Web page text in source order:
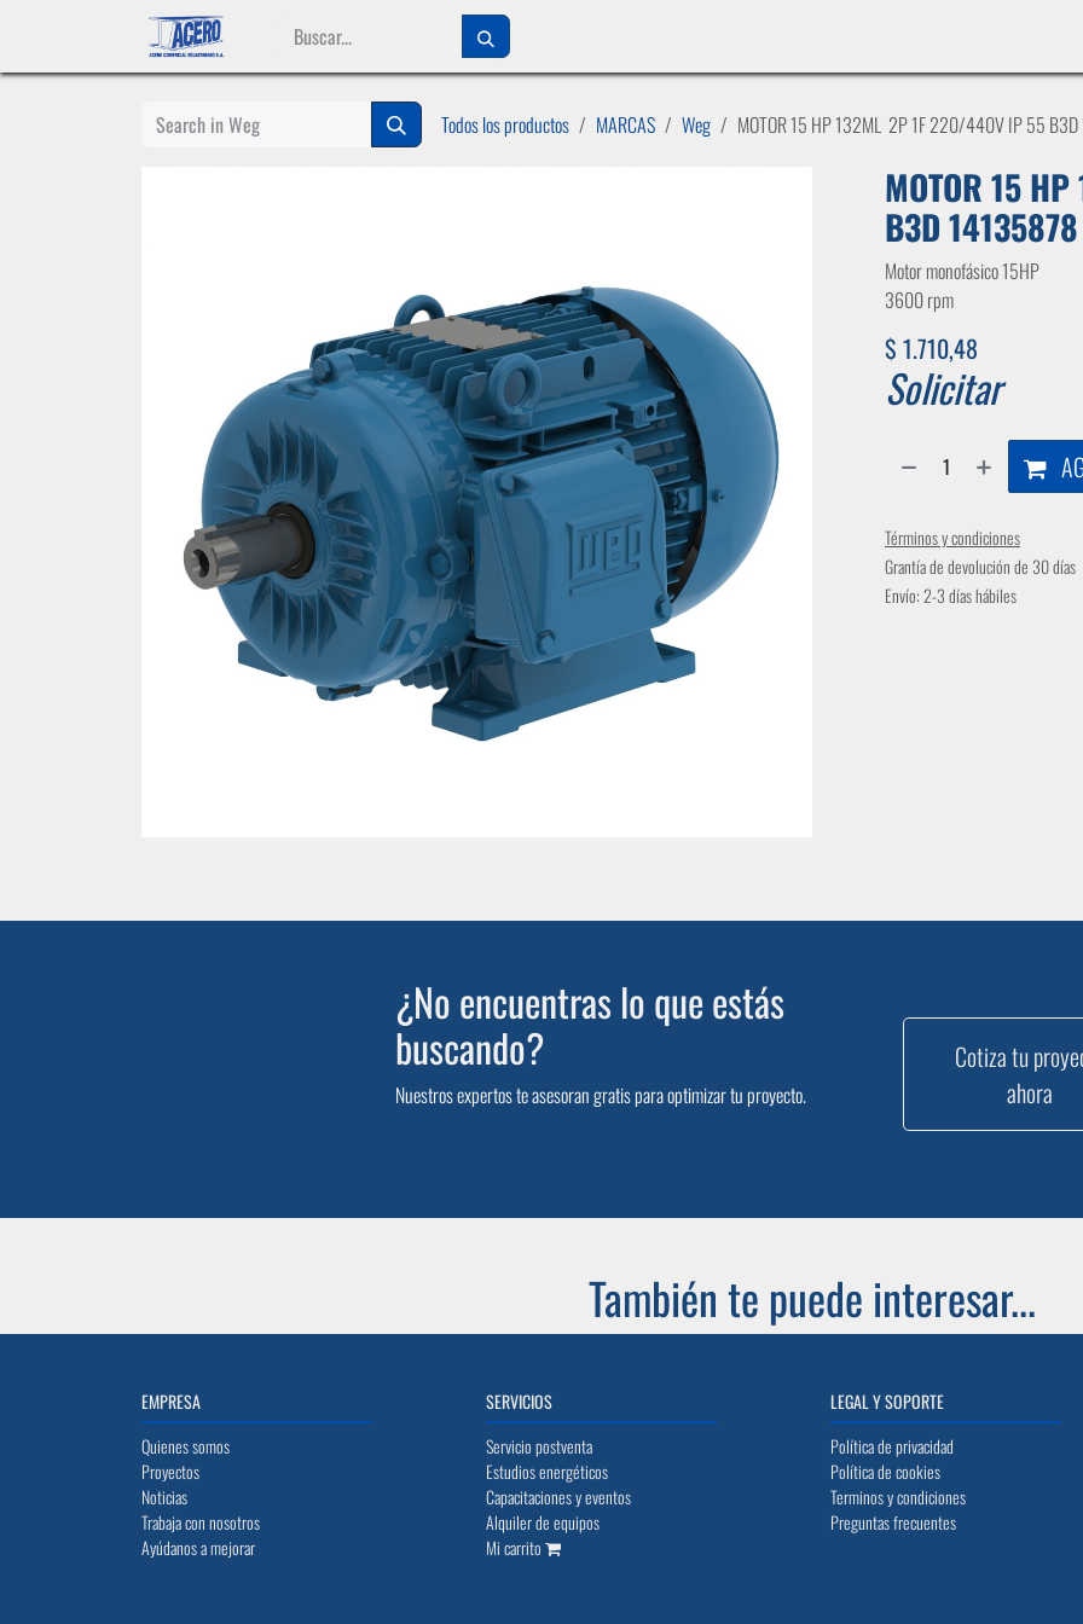
Todos los productos MARCAS Weg MOTOR 15 HP 132ML 2P 1F 220/440V IP 55 B3D
MOTOR 15
B3D 14135878
Motor monofásico 15HP
3600 rpm
$ 1.710,48
Solicitar
Términos y condiciones
Grantía de devolución de 30 días
Envío: 2-3 días hábiles
¿No encuentras lo que estás
buscando?
Nuestros expertos te asesoran gratis para optimizar tu proyecto.
Cotiza tu
ahora
También te puede interesar...
EMPRESA
Quienes somos
Proyectos
Noticias
Trabaja con nosotros
Ayúdanos a mejorar
SERVICIOS
Servicio postventa
Estudios energéticos
Capacitaciones y eventos
Alquiler de equipos
Mi carrito
LEGAL Y SOPORTE
Política de privacidad
Política de cookies
Terminos y condiciones
Preguntas frecuentes